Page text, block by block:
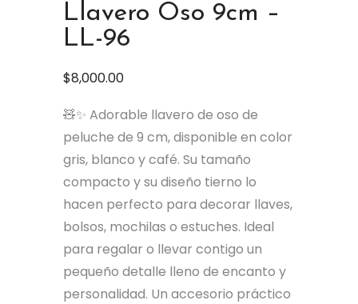
Llavero Oso 9cm –
LL-96
$8,000.00
🧸✨ Adorable llavero de oso de
peluche de 9 cm, disponible en color
gris, blanco y café. Su tamaño
compacto y su diseño tierno lo
hacen perfecto para decorar llaves,
bolsos, mochilas o estuches. Ideal
para regalar o llevar contigo un
pequeño detalle lleno de encanto y
personalidad. Un accesorio práctico